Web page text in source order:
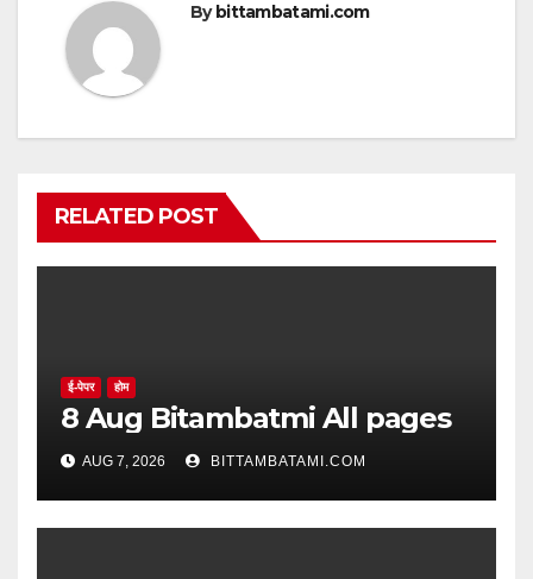
By bittambatami.com
RELATED POST
ई-पेपर होम
8 Aug Bitambatmi All pages
AUG 7, 2026 BITTAMBATAMI.COM